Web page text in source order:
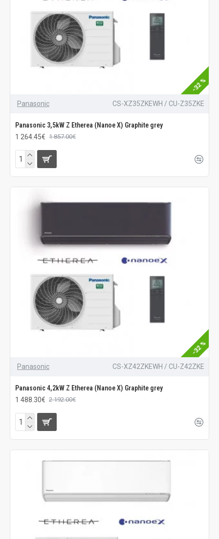
-32 %
Panasonic CS-XZ35ZKEWH / CU-Z35ZKE
Panasonic 3,5kW Z Etherea (Nanoe X) Graphite grey
1 264.45€ 1 857.00€
-32 %
Panasonic CS-XZ42ZKEWH / CU-Z42ZKE
Panasonic 4,2kW Z Etherea (Nanoe X) Graphite grey
1 488.30€ 2 192.00€